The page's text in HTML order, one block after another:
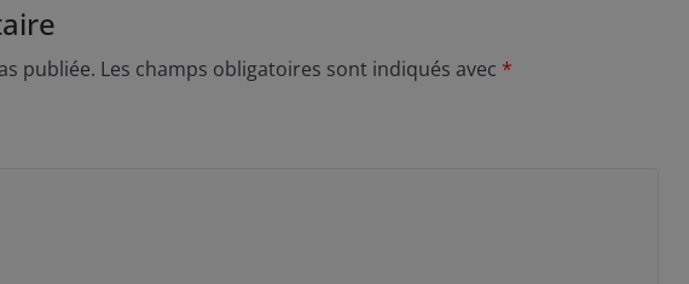
publiée. Les champs obligatoires sont indiqués avec *